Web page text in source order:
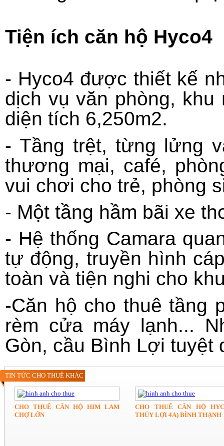
Tiện ích căn hộ Hyco4
- Hyco4 được thiết kế
dịch vụ văn phòng,
diện tích 6,250m2.
- Tầng trệt, từng lửng
thương mại, café,
vui chơi cho trẻ, phòng
- Một tầng hầm bãi xe
- Hệ thống Camara
tự động, truyền hình
toàn và tiện nghi cho
-Căn hộ cho thuê tầng
rèm cửa máy lạnh...
Gòn, cầu Bình Lợi tuyệt
TIN TỨC CHO THUÊ KHÁC
CHO THUÊ CĂN HỘ HIM LAM
CHỢ LỚN
CHO THUÊ CĂN HỘ
THỦY LỢI 4A) BÌNH THẠNH